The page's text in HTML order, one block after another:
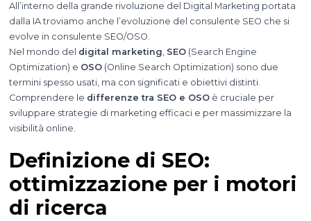
All’interno della grande rivoluzione del Digital Marketing portata
dalla IA troviamo anche l’evoluzione del consulente SEO che si
evolve in consulente SEO/OSO.
Nel mondo del digital marketing, SEO(Search Engine
Optimization) e OSO(Online Search Optimization) sono due
termini spesso usati, ma con significati e obiettivi distinti.
Comprendere le differenze tra SEO e OSOè cruciale per
sviluppare strategie di marketing efficaci e per massimizzare la
visibilità online.
Definizione di SEO:
ottimizzazione per i motori
di ricerca